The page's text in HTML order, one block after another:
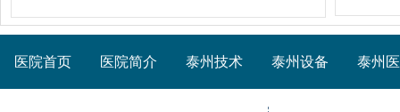
医院首页 医院简介 泰州技术 泰州设备 泰州